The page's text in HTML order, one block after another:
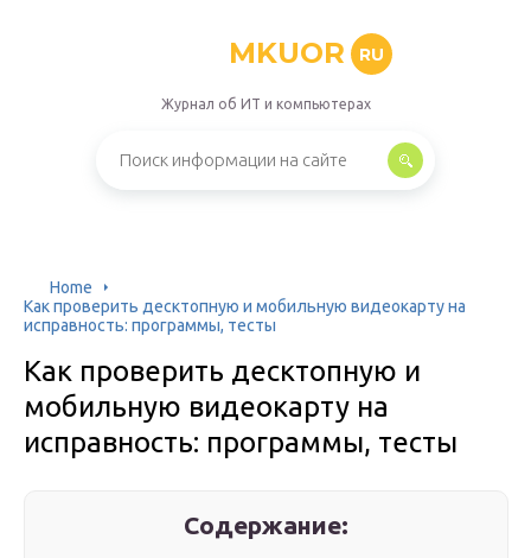
MKUOR RU
Журнал об ИТ и компьютерах
Home
Как проверить десктопную и мобильную видеокарту на
исправность: программы, тесты
Как проверить десктопную и
мобильную видеокарту на
исправность: программы, тесты
Содержание: